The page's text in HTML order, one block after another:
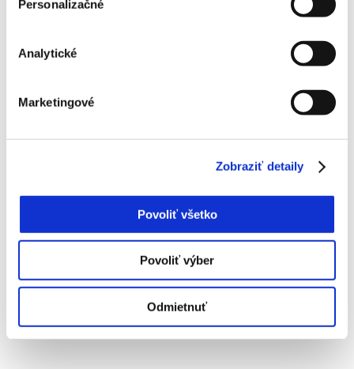
Personalizačné
Analytické
Marketingové
Zobraziť detaily
Povoliť všetko
Povoliť výber
Odmietnuť